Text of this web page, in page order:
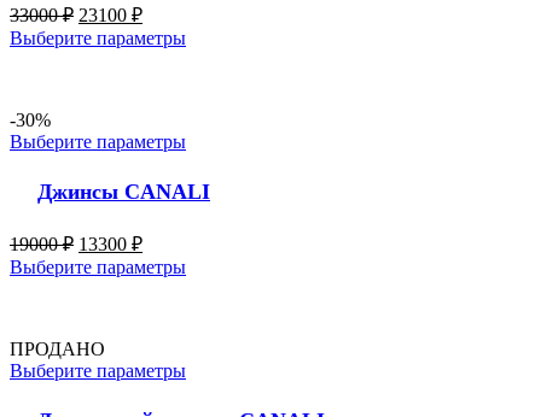
33000₽ 23100 ₽
Выберите параметры
-30%
Выберите параметры
Джинсы CANALI
19000₽ 13300 ₽
Выберите параметры
ПРОДАНО
Выберите параметры